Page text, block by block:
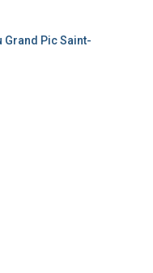
Grand Pic Saint-